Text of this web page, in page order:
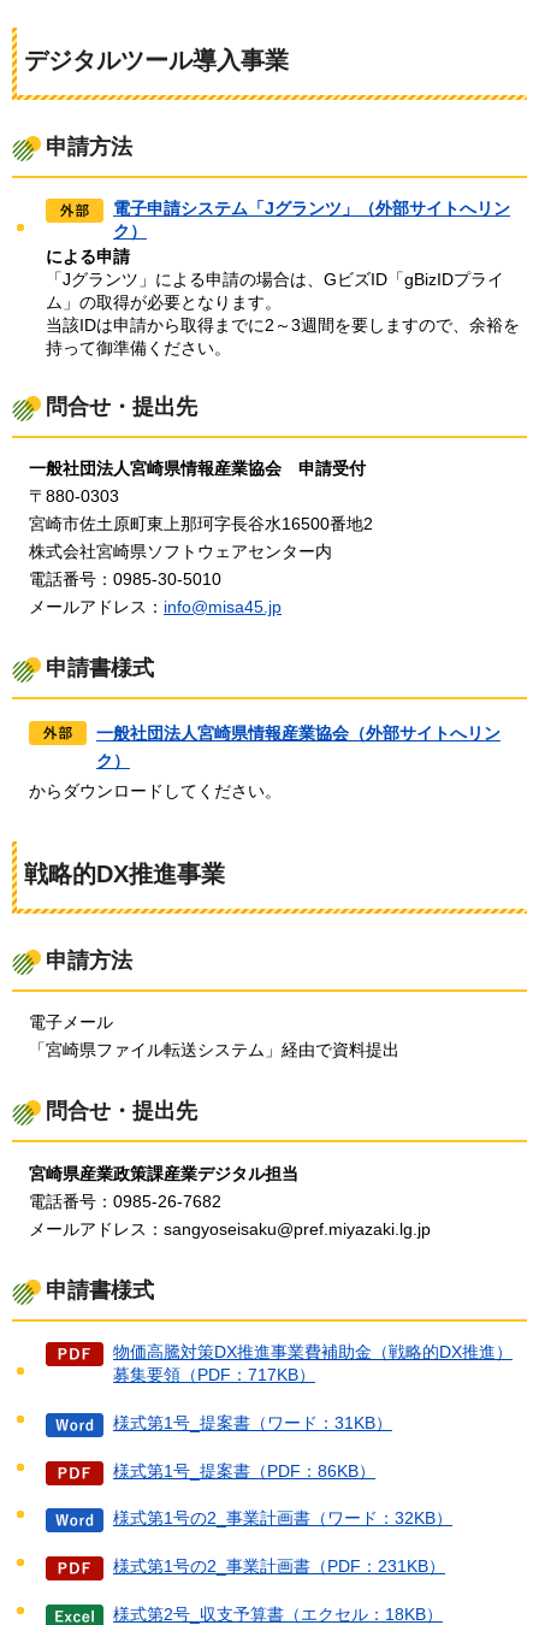
デジタルツール導入事業
申請方法
電子申請システム「Jグランツ」（外部サイトへリン
ク）
による申請
「Jグランツ」による申請の場合は、GビズID「gBizIDプライ
ム」の取得が必要となります。
当該IDは申請から取得までに2～3週間を要しますので、余裕を
持って御準備ください。
問合せ・提出先
一般社団法人宮崎県情報産業協会 申請受付
〒 880-0303
宮崎市佐土原町東上那珂字長谷水16500番地2
株式会社宮崎県ソフトウェアセンター内
電話番号：0985-30-5010
メールアドレス： info@misa45.jp
申請書様式
一般社団法人宮崎県情報産業協会（外部サイトへリン
ク）
からダウンロードしてください。
戦略的DX推進事業
申請方法
電子メール
「宮崎県ファイル転送システム」経由で資料提出
問合せ・提出先
宮崎県産業政策課産業デジタル担当
電話番号：0985-26-7682
メールアドレス：sangyoseisaku@pref.miyazaki.lg.jp
申請書様式
物価高騰対策DX推進事業費補助金（戦略的DX推進）
募集要領（PDF：717KB）
様式第1号_提案書（ワード：31KB）
様式第1号_提案書（PDF：86KB）
様式第1号の2_事業計画書（ワード：32KB）
様式第1号の2_事業計画書（PDF：231KB）
様式第2号_収支予算書（エクセル：18KB）